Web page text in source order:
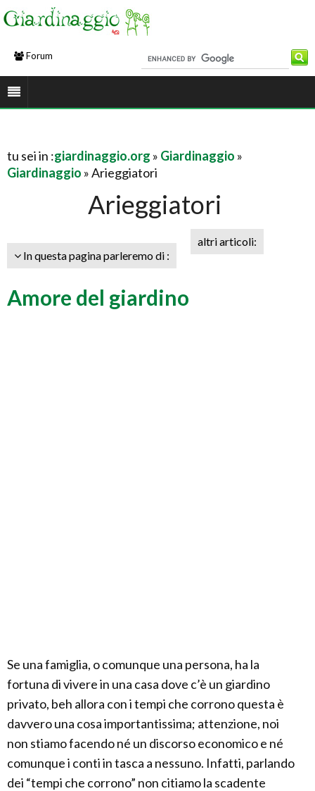
Forum
tu sei in :giardinaggio.org » Giardinaggio »
Giardinaggio » Arieggiatori
Arieggiatori
In questa pagina parleremo di :
altri articoli:
Amore del giardino
Se una famiglia, o comunque una persona, ha la
fortuna di vivere in una casa dove c’è un giardino
privato, beh allora con i tempi che corrono questa è
davvero una cosa importantissima; attenzione, noi
non stiamo facendo né un discorso economico e né
comunque i conti in tasca a nessuno. Infatti, parlando
dei “tempi che corrono” non citiamo la scadente